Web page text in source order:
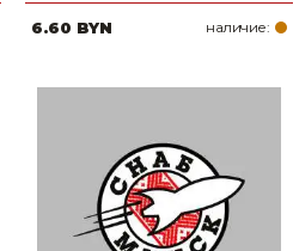
6.60 BYN наличие: